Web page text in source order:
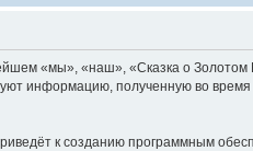
«мы», «наш», «Сказка о
информацию, полученную во
к созданию программным